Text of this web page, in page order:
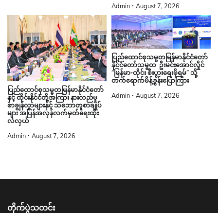
Admin August 7, 2026
ပြည်ထောင်စုသမ္မတမြန်မာနိုင်ငံတော်
နှင့် ထိုင်းနိုင်ငံတို့အကြား နားလည်မှု
စာချွန်လွှာများနှင့် သဘောတူစာချုပ်
များ အပြန်အလှန်လက်မှတ်ရေးထိုး
လဲလှယ်
Admin August 7, 2026
ပြည်ထောင်စုသမ္မတမြန်မာနိုင်ငံတော်
နိုင်ငံတော်သမ္မတ ဦးမင်းအောင်လှိုင်
“မြန်မာ-ထိုင်း စီးပွားရေးဖိုရမ်” သို့
တက်ရောက်မိန့်ခွန်းပြောကြား
Admin August 7, 2026
တိုက်ပွဲသတင်း